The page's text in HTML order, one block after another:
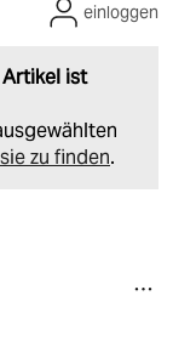
ist
zu finden.
einloggen